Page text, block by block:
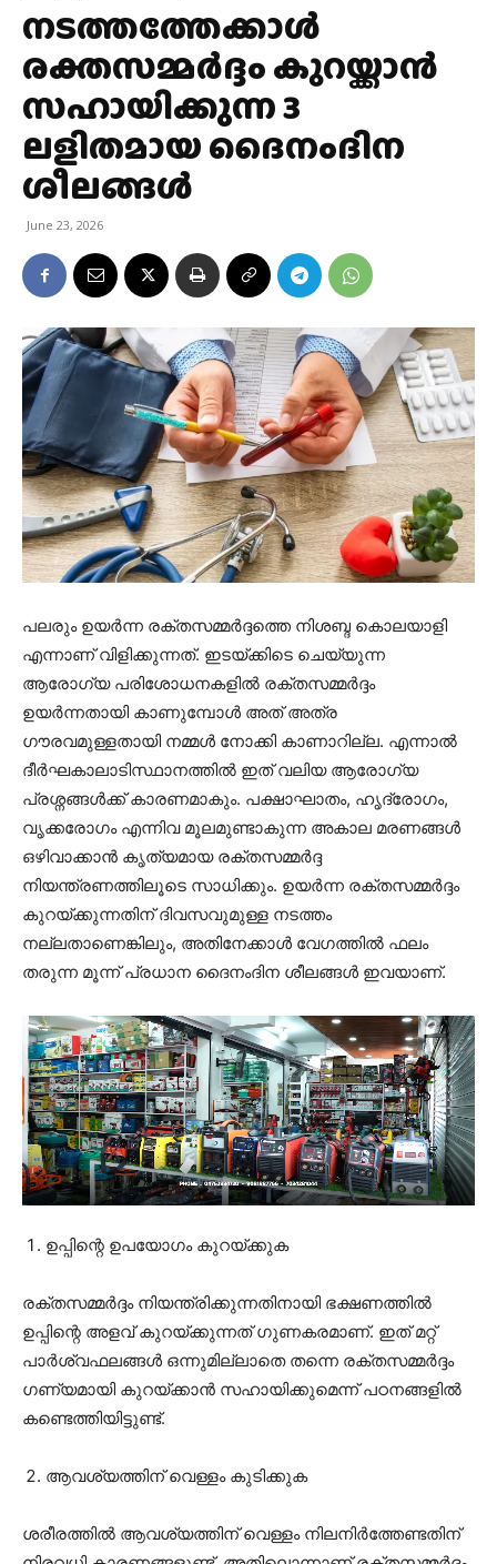
നടത്തത്തേക്കാൾ
രക്തസമ്മർദ്ദം കുറയ്ക്കാൻ
സഹായിക്കുന്ന 3
ലളിതമായ ദൈനംദിന
ശീലങ്ങൾ
June 23, 2026
പലരും ഉയർന്ന രക്തസമ്മർദ്ദത്തെ നിശബ്ദ കൊലയാളി
എന്നാണ് വിളിക്കുന്നത്. ഇടയ്ക്കിടെ ചെയ്യുന്ന
ആരോഗ്യ പരിശോധനകളിൽ രക്തസമ്മർദ്ദം
ഉയർന്നതായി കാണുമ്പോൾ അത് അത്ര
ഗൗരവമുള്ളതായി നമ്മൾ നോക്കി കാണാറില്ല. എന്നാൽ
ദീർഘകാലാടിസ്ഥാനത്തിൽ ഇത് വലിയ ആരോഗ്യ
പ്രശ്നങ്ങൾക്ക് കാരണമാകും. പക്ഷാഘാതം, ഹൃദ്രോഗം,
വൃക്കരോഗം എന്നിവ മൂലമുണ്ടാകുന്ന അകാല മരണങ്ങൾ
ഒഴിവാക്കാൻ കൃത്യമായ രക്തസമ്മർദ്ദ
നിയന്ത്രണത്തിലൂടെ സാധിക്കും. ഉയർന്ന രക്തസമ്മർദ്ദം
കുറയ്ക്കുന്നതിന് ദിവസവുമുള്ള നടത്തം
നല്ലതാണെങ്കിലും, അതിനേക്കാൾ വേഗത്തിൽ ഫലം
തരുന്ന മൂന്ന് പ്രധാന ദൈനംദിന ശീലങ്ങൾ ഇവയാണ്.
ഉപ്പിന്റെ ഉപയോഗം കുറയ്ക്കുക
രക്തസമ്മർദ്ദം നിയന്ത്രിക്കുന്നതിനായി ഭക്ഷണത്തിൽ
ഉപ്പിന്റെ അളവ് കുറയ്ക്കുന്നത് ഗുണകരമാണ്. ഇത് മറ്റ്
പാർശ്വഫലങ്ങൾ ഒന്നുമില്ലാതെ തന്നെ രക്തസമ്മർദ്ദം
ഗണ്യമായി കുറയ്ക്കാൻ സഹായിക്കുമെന്ന് പഠനങ്ങളിൽ
കണ്ടെത്തിയിട്ടുണ്ട്.
ആവശ്യത്തിന് വെള്ളം കുടിക്കുക
ശരീരത്തിൽ ആവശ്യത്തിന് വെള്ളം നിലനിർത്തേണ്ടതിന്